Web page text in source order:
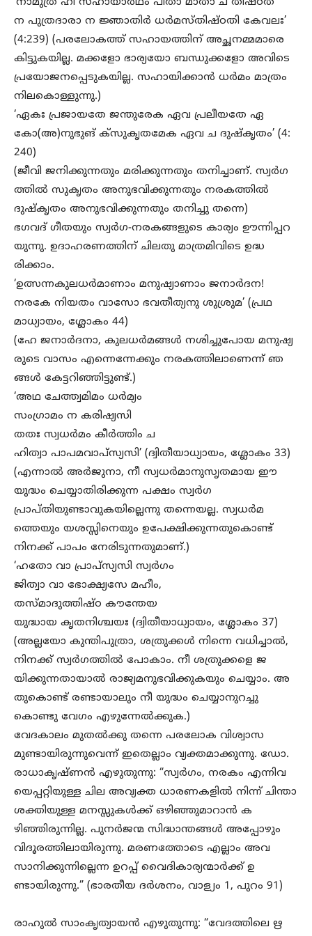
ന പുത്രദാരാ ന ജ്ഞാതിർ ധർമസ്തിഷ്ഠതി കേവലഃ’
(4:239) (പരലോകത്ത് സഹായത്തിന് അച്ഛനമ്മമാരെ
കിട്ടുകയില്ല. മക്കളോ ഭാര്യയോ ബന്ധുക്കളോ അവിടെ
പ്രയോജനപ്പെടുകയില്ല. സഹായിക്കാൻ ധർമം മാത്രം
നിലകൊള്ളുന്നു.)
‘ഏകഃ പ്രജായതേ ജന്തുരേക ഏവ പ്രലീയതേ ഏ
കോ(അ)നുഭുങ് ക്സുകൃതമേക ഏവ ച ദുഷ്കൃതം’ (4:
240)
(ജീവി ജനിക്കുന്നതും മരിക്കുന്നതും തനിച്ചാണ്. സ്വർഗ
ത്തിൽ സുകൃതം അനുഭവിക്കുന്നതും നരകത്തിൽ
ദുഷ്കൃതം അനുഭവിക്കുന്നതും തനിച്ചു തന്നെ)
ഭഗവദ് ഗീതയും സ്വർഗ-നരകങ്ങളുടെ കാര്യം ഊന്നിപ്പറ
യുന്നു. ഉദാഹരണത്തിന് ചിലതു മാത്രമിവിടെ ഉദ്ധ
രിക്കാം.
‘ഉത്സന്നകുലധർമാണാം മനുഷ്യാണാം ജനാർദന!
നരകേ നിയതം വാസോ ഭവതീത്യനു ശുശ്രുമ’ (പ്രഥ
മാധ്യായം, ശ്ലോകം 44)
(ഹേ ജനാർദനാ, കുലധർമങ്ങൾ നശിച്ചുപോയ മനുഷ്യ
രുടെ വാസം എന്നെന്നേക്കും നരകത്തിലാണെന്ന് ഞ
ങ്ങൾ കേട്ടറിഞ്ഞിട്ടുണ്ട്.)
‘അഥ ചേത്ത്വമിമം ധർമ്യം
സംഗ്രാമം ന കരിഷ്യസി
തതഃ സ്വധർമം കീർത്തിം ച
ഹിത്വാ പാപമവാപ്സ്യസി’ (ദ്വിതീയാധ്യായം, ശ്ലോകം 33)
(എന്നാൽ അർജുനാ, നീ സ്വധർമാനുസൃതമായ ഈ
യുദ്ധം ചെയ്യാതിരിക്കുന്ന പക്ഷം സ്വർഗ
പ്രാപ്തിയുണ്ടാവുകയില്ലെന്നു തന്നെയല്ല. സ്വധർമ
ത്തെയും യശസ്സിനെയും ഉപേക്ഷിക്കുന്നതുകൊണ്ട്
നിനക്ക് പാപം നേരിടുന്നതുമാണ്.)
‘ഹതോ വാ പ്രാപ്സ്യസി സ്വർഗം
ജിത്വാ വാ ഭോക്ഷ്യസേ മഹീം,
തസ്മാദുത്തിഷ്ഠ കൗന്തേയ
യുദ്ധായ കൃതനിശ്ചയഃ (ദ്വിതീയാധ്യായം, ശ്ലോകം 37)
(അല്ലയോ കുന്തിപുത്രാ, ശത്രുക്കൾ നിന്നെ വധിച്ചാൽ,
നിനക്ക് സ്വർഗത്തിൽ പോകാം. നീ ശത്രുക്കളെ ജ
യിക്കുന്നതായാൽ രാജ്യമനുഭവിക്കുകയും ചെയ്യാം. അ
തുകൊണ്ട് രണ്ടായാലും നീ യുദ്ധം ചെയ്യാനുറച്ചു
കൊണ്ടു വേഗം എഴുന്നേൽക്കുക.)
വേദകാലം മുതൽക്കു തന്നെ പരലോക വിശ്വാസ
മുണ്ടായിരുന്നുവെന്ന് ഇതെല്ലാം വ്യക്തമാക്കുന്നു. ഡോ.
രാധാകൃഷ്ണൻ എഴുതുന്നു: “സ്വർഗം, നരകം എന്നിവ
യെപ്പറ്റിയുള്ള ചില അവ്യക്ത ധാരണകളിൽ നിന്ന് ചിന്താ
ശക്തിയുള്ള മനസ്സുകൾക്ക് ഒഴിഞ്ഞുമാറാൻ ക
ഴിഞ്ഞിരുന്നില്ല. പുനർജന്മ സിദ്ധാന്തങ്ങൾ അപ്പോഴും
വിദൂരത്തിലായിരുന്നു. മരണത്തോടെ എല്ലാം അവ
സാനിക്കുന്നില്ലെന്ന ഉറപ്പ് വൈദികാര്യന്മാർക്ക് ഉ
ണ്ടായിരുന്നു.” (ഭാരതീയ ദർശനം, വാള്യം 1, പുറം 91)
രാഹുൽ സാംകൃത്യായൻ എഴുതുന്നു: “വേദത്തിലെ ഋ